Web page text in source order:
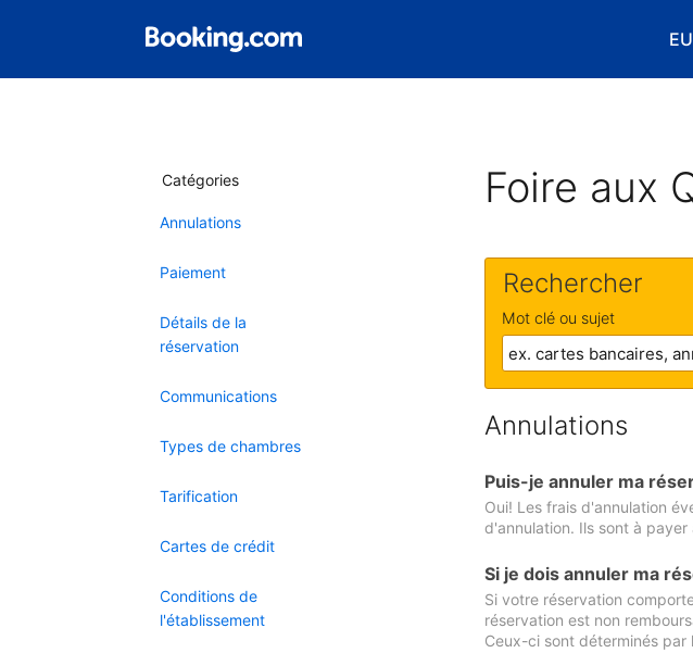
Catégories
Annulations
Paiement
Détails de la
réservation
Communications
Types de chambres
Tarification
Cartes de crédit
Conditions de
l'établissement
Foire aux
Rechercher
Mot clé ou sujet
Annulations
Puis-je annuler ma
Oui! Les frais d'annulation
d'annulation. Ils sont à payer
Si je dois annuler ma
Si votre réservation
réservation est non
Ceux-ci sont déterminés